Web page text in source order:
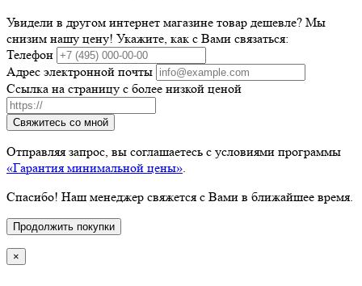
Увидели в другом интернет магазине товар дешевле? Мы
снизим нашу цену! Укажите, как с Вами связаться:
Телефон
Адрес электронной почты
Ссылка на страницу с более низкой ценой
Свяжитесь со мной
Отправляя запрос, вы соглашаетесь с условиями программы
«Гарантия минимальной цены».
Спасибо! Наш менеджер свяжется с Вами в ближайшее время.
Продолжить покупки
×